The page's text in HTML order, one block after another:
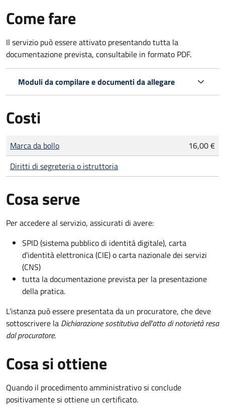
Come fare
Il servizio può essere attivato presentando tutta la
documentazione prevista, consultabile in formato PDF.
Moduli da compilare e documenti da allegare
Costi
Tipo di pagamento
Importo
Marca da bollo
16,00 €
Diritti di segreteria o istruttoria
Cosa serve
Per accedere al servizio, assicurati di avere:
SPID (sistema pubblico di identità digitale), carta
d’identità elettronica (CIE) o carta nazionale dei servizi
(CNS)
tutta la documentazione prevista per la presentazione
della pratica.
L'istanza può essere presentata da un procuratore, che deve
sottoscrivere la Dichiarazione sostitutiva dell'atto di notorietà resa
dal procuratore.
Cosa si ottiene
Quando il procedimento amministrativo si conclude
positivamente si ottiene un certificato.